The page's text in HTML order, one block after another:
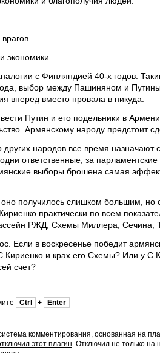
экономики.
с Финляндией 40-х годов.
выбор между Пашиняном и
вперед вместо провала в никуда.
Путин и его подельники в
Армянскому народу предстоит
народов все время назначают
ответственные, за парламентские
выборы брошена самая
получилось слишком большим, но
практически по всем
РЖД, Схемы Миллера, Сечина,
Если в воскресенье победит
и крах его Схемы? Или у
счет?
Ctrl + Enter
комментирования, основанная на
этот плагин. Отключил не только на